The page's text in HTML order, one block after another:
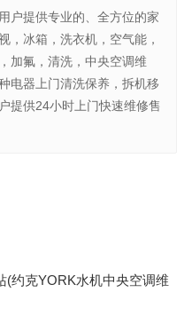
户提供专业的、全方位的家
，冰箱，洗衣机，空气能，
加氟，清洗，中央空调维
电器上门清洗保养，拆机移
提供24小时上门快速维修售
(约克YORK水机中央空调维